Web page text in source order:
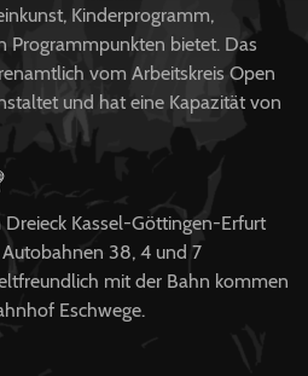
Kinderprogramm,
Programmpunkten bietet. Das
vom Arbeitskreis Open
und hat eine Kapazität von
Kassel-Göttingen-Erfurt
38, 4 und 7
mit der Bahn kommen
Eschwege.